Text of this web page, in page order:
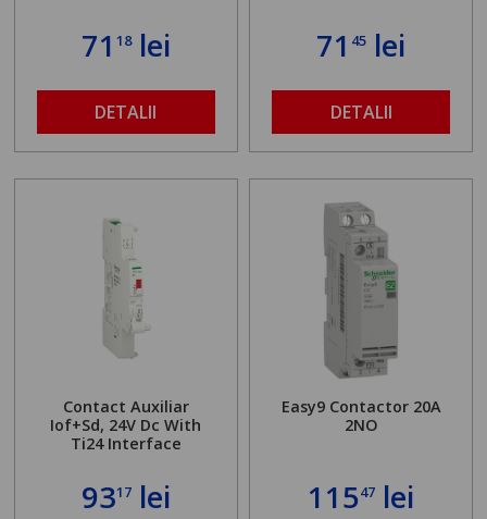
71 18lei
DETALII
71 45 lei
DETALII
Contact Auxiliar
Iof+Sd, 24V Dc With
Ti24 Interface
9317lei
Easy9 Contactor 20A
2NO
11547 lei